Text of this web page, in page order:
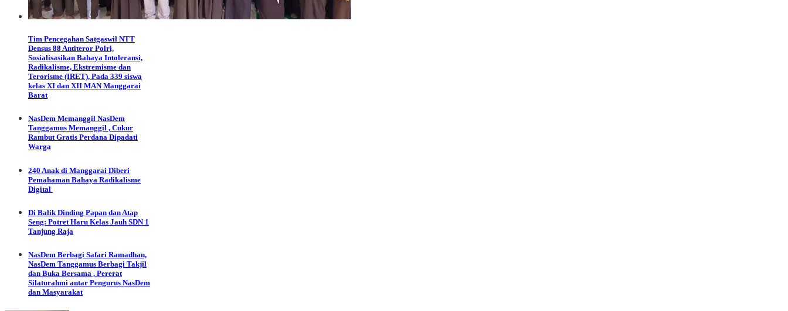
Tim Pencegahan Satgaswil NTT
Densus 88 Antiteror Polri,
Sosialisasikan Bahaya Intoleransi,
Radikalisme, Ekstremisme dan
Terorisme (IRET), Pada 339 siswa
kelas XI dan XII MAN Manggarai
Barat
NasDem Memanggil NasDem
Tanggamus Memanggil , Cukur
Rambut Gratis Perdana Dipadati
Warga
240 Anak di Manggarai Diberi
Pemahaman Bahaya Radikalisme
Digital
Di Balik Dinding Papan dan Atap
Seng: Potret Haru Kelas Jauh SDN 1
Tanjung Raja
NasDem Berbagi Safari Ramadhan,
NasDem Tanggamus Berbagi Takjil
dan Buka Bersama , Pererat
Silaturahmi antar Pengurus NasDem
dan Masyarakat